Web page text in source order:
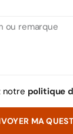
notre politique
MA